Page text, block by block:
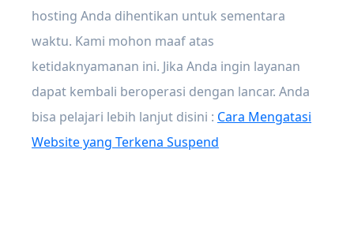
hosting Anda dihentikan untuk sementara
waktu. Kami mohon maaf atas
ketidaknyamanan ini. Jika Anda ingin layanan
dapat kembali beroperasi dengan lancar. Anda
bisa pelajari lebih lanjut disini : Cara Mengatasi
Website yang Terkena Suspend